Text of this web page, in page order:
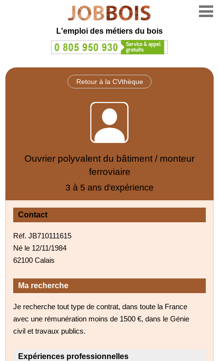
L'emploi des métiers du bois
Retour à la CVthèque
Ouvrier polyvalent du bâtiment / monteur
ferroviaire
3 à 5 ans d'expérience
Contact
Réf. JB710111615
Né le 12/11/1984
62100 Calais
Ma recherche
Je recherche tout type de contrat, dans toute la France
avec une rémunération moins de 1500 €, dans le Génie
civil et travaux publics.
Expériences professionnelles